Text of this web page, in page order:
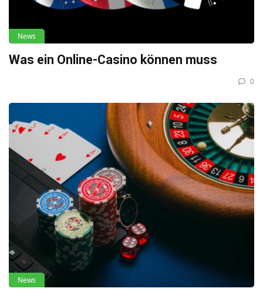
News
Was ein Online-Casino können muss
0
News